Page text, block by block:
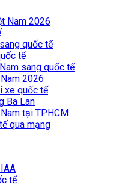
Nam 2026
quốc tế
tế
sang quốc tế
2026
xe quốc tế
Ba Lan
tại TPHCM
qua mạng
tế